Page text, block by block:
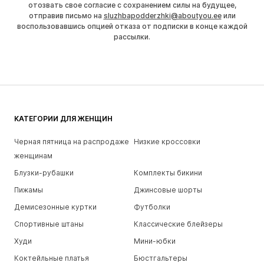
отозвать свое согласие с сохранением силы на будущее,
отправив письмо на sluzhbapodderzhki@aboutyou.eeили
воспользовавшись опцией отказа от подписки в конце каждой
рассылки.
КАТЕГОРИИ ДЛЯ ЖЕНЩИН
Черная пятница на распродаже
женщинам
Низкие кроссовки
Блузки-рубашки
Комплекты бикини
Пижамы
Джинсовые шорты
Демисезонные куртки
Футболки
Спортивные штаны
Классические блейзеры
Худи
Мини-юбки
Коктейльные платья
Бюстгальтеры